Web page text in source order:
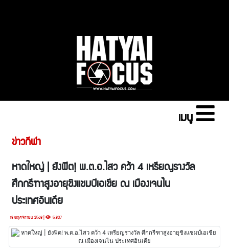
เมนู
ข่าวกีฬา
หาดใหญ่ | ยังฟิต! พ.ต.อ.ไสว คว้า 4 เหรียญรางวัล
ศึกกรีฑาสูงอายุชิงแชมป์เอเชีย ณ เมืองเจนไน
ประเทศอินเดีย
18 พฤศจิกายน 2568 | 5,807